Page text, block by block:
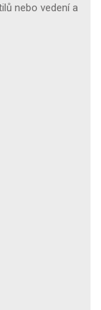
nebo vedení a